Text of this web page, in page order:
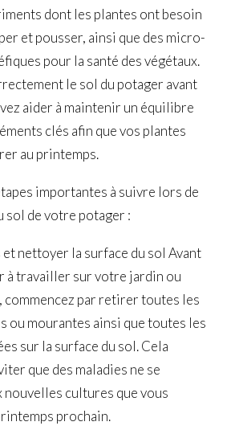
dont les plantes ont besoin
et pousser, ainsi que des micro-
pour la santé des végétaux.
le sol du potager avant
aider à maintenir un équilibre
clés afin que vos plantes
au printemps.
importantes à suivre lors de
sol de votre potager :
nettoyer la surface du sol Avant
à travailler sur votre jardin ou
commencez par retirer toutes les
ou mourantes ainsi que toutes les
sur la surface du sol. Cela
que des maladies ne se
nouvelles cultures que vous
prochain.